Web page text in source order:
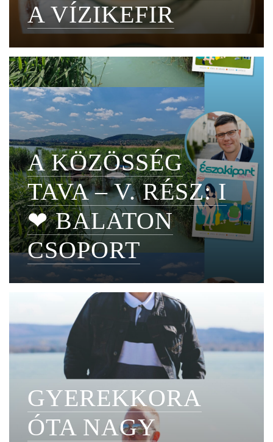
A VÍZIKEFIR
A KÖZÖSSÉG
TAVA – V. RÉSZ: I
❤ BALATON
CSOPORT
GYEREKKORA
ÓTA NAGY